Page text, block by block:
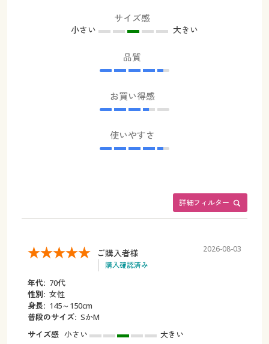
サイズ感
小さい 大きい
品質
お買い得感
使いやすさ
詳細フィルター
ご購入者様
購入確認済み
2026-08-03
年代: 70代
性別: 女性
身長: 145～150cm
普段のサイズ: SかM
サイズ感 小さい
大きい